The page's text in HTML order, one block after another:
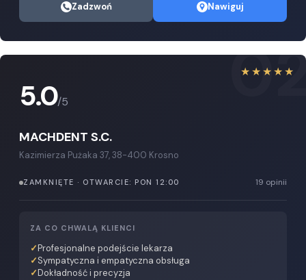
Zadzwoń Nawiguj
★★★★★
5.0/5
MACHDENT S.C.
Kazimierza Pużaka 37, 38-400 Krosno
ZAMKNIĘTE · OTWARCIE: PON 12:00 19 opinii
ZA CO CHWALĄ KLIENCI
Profesjonalne podejście lekarza
Sympatyczna i empatyczna obsługa
Dokładność i precyzja